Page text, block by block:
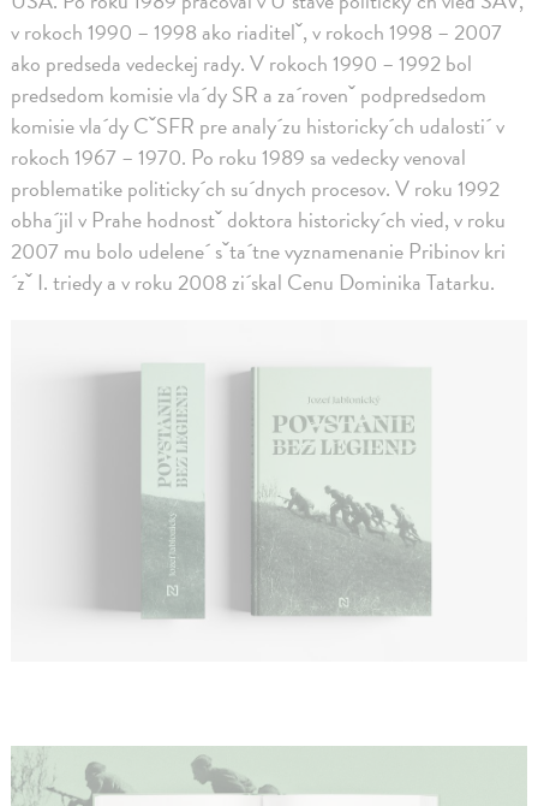
v rokoch 1990 – 1998 ako riaditelˇ, v rokoch 1998 – 2007
ako predseda vedeckej rady. V rokoch 1990 – 1992 bol
predsedom komisie vla´dy SR a za´rovenˇ podpredsedom
komisie vla´dy CˇSFR pre analy´zu historicky´ch udalosti´ v
rokoch 1967 – 1970. Po roku 1989 sa vedecky venoval
problematike politicky´ch su´dnych procesov. V roku 1992
obha´jil v Prahe hodnostˇ doktora historicky´ch vied, v roku
2007 mu bolo udelene´ sˇta´tne vyznamenanie Pribinov kri
´zˇ I. triedy a v roku 2008 zi´skal Cenu Dominika Tatarku.